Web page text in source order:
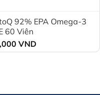
VND.là:
92% EPA Omega-3
60 Viên
VNDGiá
hiện